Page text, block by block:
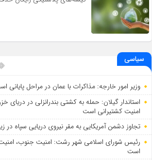
سیاسی
وزیر امور خارجه: مذاکرات با عمان در مراحل پایانی
استاندار گیلان: حمله به کشتی بندرانزلی در دریای
امنیت کشتیرانی است
تجاوز دشمن آمریکایی به مقر نیروی دریایی سپاه در
رئیس شورای اسلامي شهر رشت: امنیت جنوب،
است